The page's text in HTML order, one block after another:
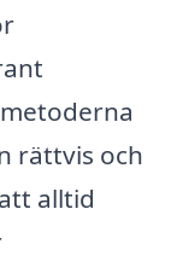
rättvis och
alltid